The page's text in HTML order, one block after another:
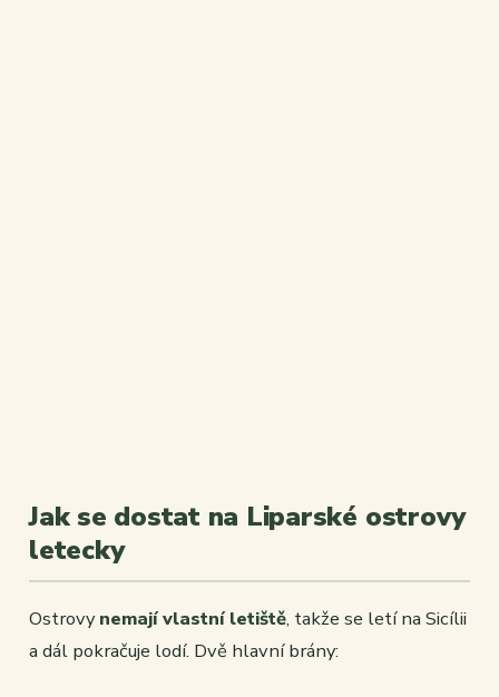
Jak se dostat na Liparské ostrovy
letecky
Ostrovynemají vlastní letiště, takže se letí na Sicílii
a dál pokračuje lodí. Dvě hlavní brány: